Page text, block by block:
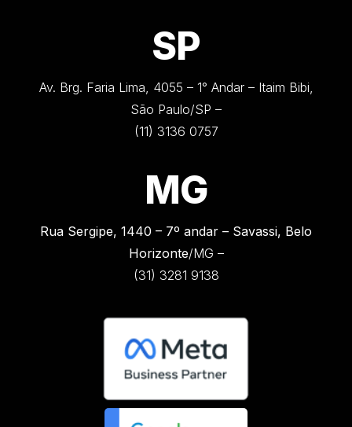
SP
Av. Brg. Faria Lima, 4055 – 1° Andar – Itaim Bibi,
São Paulo/SP –
(11) 3136 0757
MG
Rua Sergipe, 1440 – 7º andar – Savassi, Belo
Horizonte/MG –
(31) 3281 9138